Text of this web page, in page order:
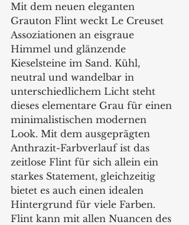
Mit dem neuen eleganten
Grauton Flint weckt Le Creuset
Assoziationen an eisgraue
Himmel und glänzende
Kieselsteine im Sand. Kühl,
neutral und wandelbar in
unterschiedlichem Licht steht
dieses elementare Grau für einen
minimalistischen modernen
Look. Mit dem ausgeprägten
Anthrazit-Farbverlauf ist das
zeitlose Flint für sich allein ein
starkes Statement, gleichzeitig
bietet es auch einen idealen
Hintergrund für viele Farben.
Flint kann mit allen Nuancen des